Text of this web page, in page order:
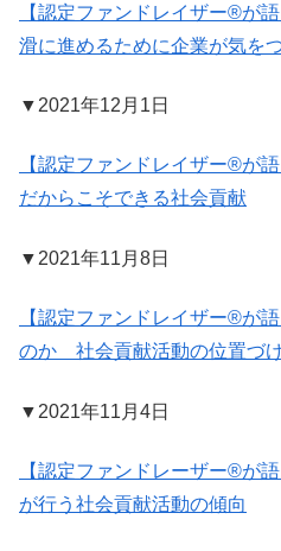
【認定ファンドレイザー®が
滑に進めるために企業が気を
▼2021年12月1日
【認定ファンドレイザー®が
だからこそできる社会貢献
▼2021年11月8日
【認定ファンドレイザー®が
のか 社会貢献活動の位置づ
▼2021年11月4日
【認定ファンドレーザー®が
が行う社会貢献活動の傾向